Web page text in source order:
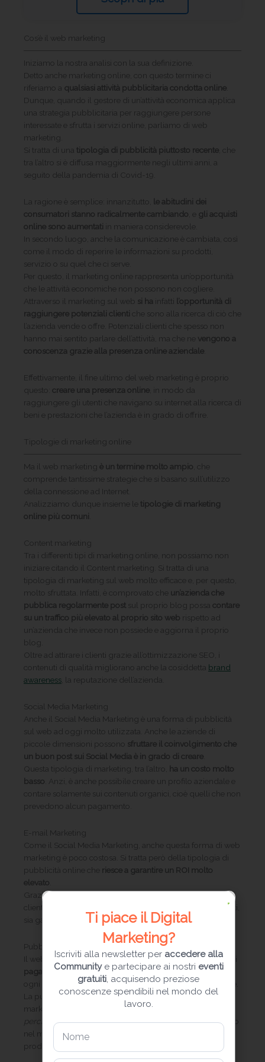
Cos’è il web marketing
Iniziamo la nostra analisi con la sua definizione.
Detto anche marketing online, con questo termine ci
riferiamo a qualsiasi attività pubblicitaria condotta online
Dunque, quando il gestore di un’attività economica applica
una strategia pubblicitaria per raggiungere persone
interessate e sfrutta i servizi online, parliamo di web
marketing.
Si tratta di una tipologia di pubblicità piuttosto recente , che
tra l’altro si è diffusa maggiormente negli ultimi anni, a
seguito della pandemia di Covid-19.
La ragione è semplice: innanzitutto,
le abitudini dei
consumatori stanno radicalmente cambiando , e gli acquisti
online sono aumentati in maniera considerevole.
In secondo luogo, anche la comunicazione è cambiata, così
come il modo di reperire le informazioni su prodotti,
servizio o su quel che ci serve.
Per questo, il marketing online rappresenta un’opportunità
che le attività economiche non possono non cogliere.
Attraverso il marketing sul web si ha infatti l’opportunità di
raggiungere potenziali clienti che sono alla ricerca di ciò che
l’azienda vende o offre. Potenziali clienti che spesso non
hanno mai sentito parlare dell’attività, ma che ne vengono a
conoscenza grazie alla presenza online aziendale
Effettivamente, il fine ultimo del web marketing è proprio
questo: creare una presenza online , in modo da
raggiungere gli utenti che navigano su internet alla ricerca di
beni e prestazioni che l’azienda è in grado di offrire.
Tipologie di marketing online
Ma il web marketing è un termine molto ampio , che
comprende tantissime strategie che si basano sull’utilizzo
della connessione ad Internet.
Analizziamo dunque insieme le tipologie di marketing
online più comuni
Content marketing
Tra i differenti tipi di marketing online, non possiamo non
iniziare citando il Content marketing. Si tratta di una
tipologia di marketing sul web molto efficace e, per questo,
molto sfruttata. Infatti, è comprovato che un’azienda che
pubblica regolarmente post
sul proprio blog possa contare
su un traffico più elevato al proprio sito web rispetto ad
un’azienda che invece non possiede e aggiorna il proprio
blog.
Oltre ad attirare i clienti grazie all’ottimizzazione SEO, i
contenuti di qualità migliorano anche la cosiddetta brand
awareness , la reputazione dell’azienda.
Social Media Marketing
Anche il Social Media Marketing è una forma di pubblicità
sul web ad oggi molto utilizzata. Anche le aziende di
piccole dimensioni possono sfruttare il coinvolgimento che
un buon post sui Social Media è in grado di creare
Questa tipologia di marketing, tra l’altro,
ha un costo molto
basso . Anzi, è anche possibile creare un profilo aziendale e
contare solamente sui contenuti organici, cioè quelli che non
prevedono alcun pagamento.
E-mail Marketing
Come il Social Media Marketing, anche questa forma di web
marketing è poco costosa. Si tratta però della tipologia di
pubblicità online che
riesce a garantire un ROI molto
elevato
Grazie all’e-mail marketing, è possibile comunicare con i
clienti (o potenziali tali) sia informazioni su servizi e prodotti,
sia garantire loro offerte dedicate e personalizzate.
Pubblicità PPC sui motori di ricerca
Il web marketing permette anche alle aziende interessate di
pagare per mostrare i propri annunci sui motori di ricerca
ogni qual volta vengano digitate determinate parole chiave.
La pubblicità PPC, così viene chiama questa forma di
marketing sul web,
permette di ottenere conversioni
perché molto specifica. L’attività viene mostrata al pubblico
nel momento in cui sta già cercando informazioni su un
prodotto o servizio.
Ti piace il Digital
Marketing?
Iscriviti alla newsletter per accedere alla
Communitye partecipare ai nostri eventi
gratuiti, acquisendo preziose
conoscenze spendibili nel mondo del
lavoro.